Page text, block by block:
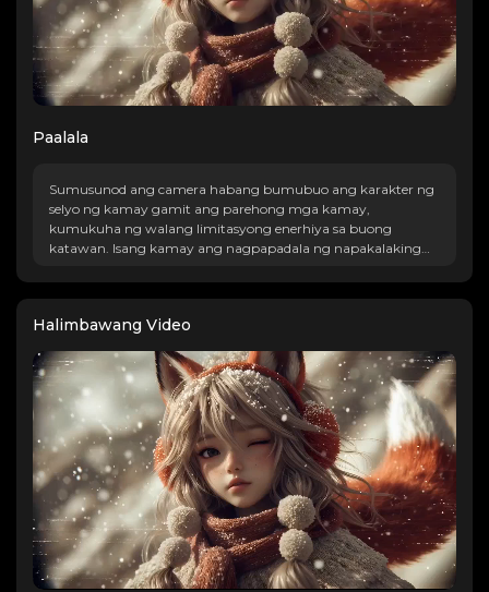
Paalala
Sumusunod ang camera habang bumubuo ang karakter ng
selyo ng kamay gamit ang parehong mga kamay,
kumukuha ng walang limitasyong enerhiya sa buong
katawan. Isang kamay ang nagpapadala ng napakalaking
ang sinag habang bumabagsak ito sa isang napakalaking
nagpapakita ng napakalaking kapangyarihan at presensya
Halimbawang Video